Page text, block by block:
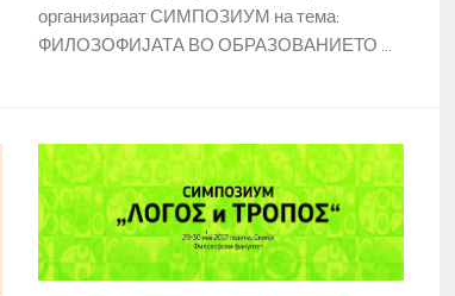
организираат СИМПОЗИУМ на тема:
ФИЛОЗОФИЈАТА ВО ОБРАЗОВАНИЕТО ...